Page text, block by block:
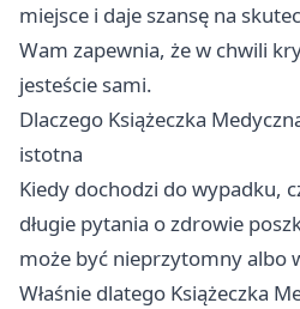
miejsce i daje szansę na
Wam zapewnia, że w chwili
jesteście sami.
Dlaczego Książeczka
istotna
Kiedy dochodzi do wypadku,
długie pytania o zdrowie
może być nieprzytomny albo
Właśnie dlatego Książeczka